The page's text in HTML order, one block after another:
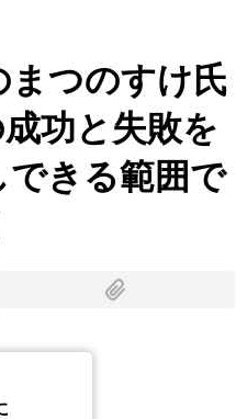
まつのすけ氏
功と失敗を
きる範囲で